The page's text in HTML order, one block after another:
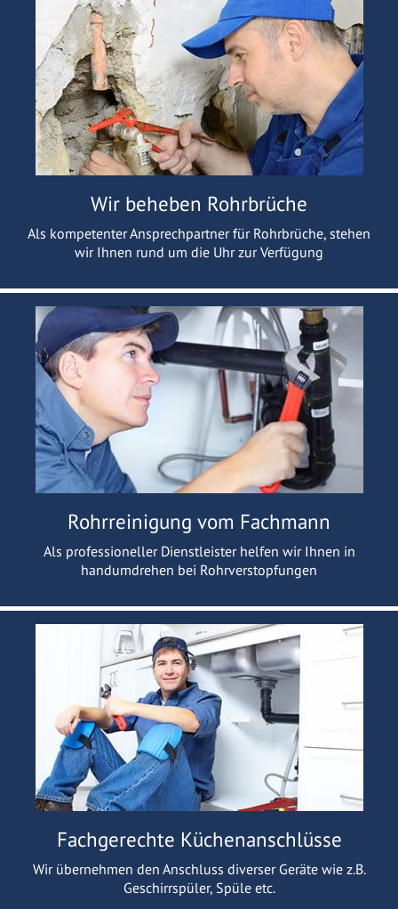
Wir beheben Rohrbrüche
Als kompetenter Ansprechpartner für Rohrbrüche, stehen
wir Ihnen rund um die Uhr zur Verfügung
Rohrreinigung vom Fachmann
Als professioneller Dienstleister helfen wir Ihnen in
handumdrehen bei Rohrverstopfungen
Fachgerechte Küchenanschlüsse
Wir übernehmen den Anschluss diverser Geräte wie z.B.
Geschirrspüler, Spüle etc.